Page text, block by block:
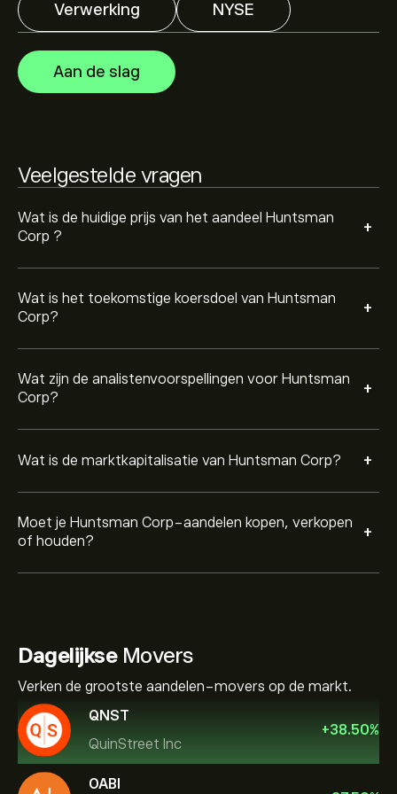
Verwerking NYSE
Aan de slag
Veelgestelde vragen
Wat is de huidige prijs van het aandeel Huntsman
Corp ?
+
Wat is het toekomstige koersdoel van Huntsman
Corp?
+
Wat zijn de analistenvoorspellingen voor Huntsman
Corp?
+
Analisten bieden voorspellingen voor Huntsman Corp
gebaseerd op markttrends, financiële rapporten en
verwachte groei. Bekijk de meest recente voorspelling
voor toekomstige koersbewegingen.
Wat is de marktkapitalisatie van Huntsman Corp? +
De marktkapitalisatie van Huntsman Corp is 1.77B‎$‎
Moet je Huntsman Corp-aandelen kopen, verkopen
of houden?
+
in de afgelopen 3 maanden, is de algemene consensus
DagelijkseMovers
Verken de grootste aandelen-movers op de markt.
QNST
QuinStreet Inc
+38.50%
OABI